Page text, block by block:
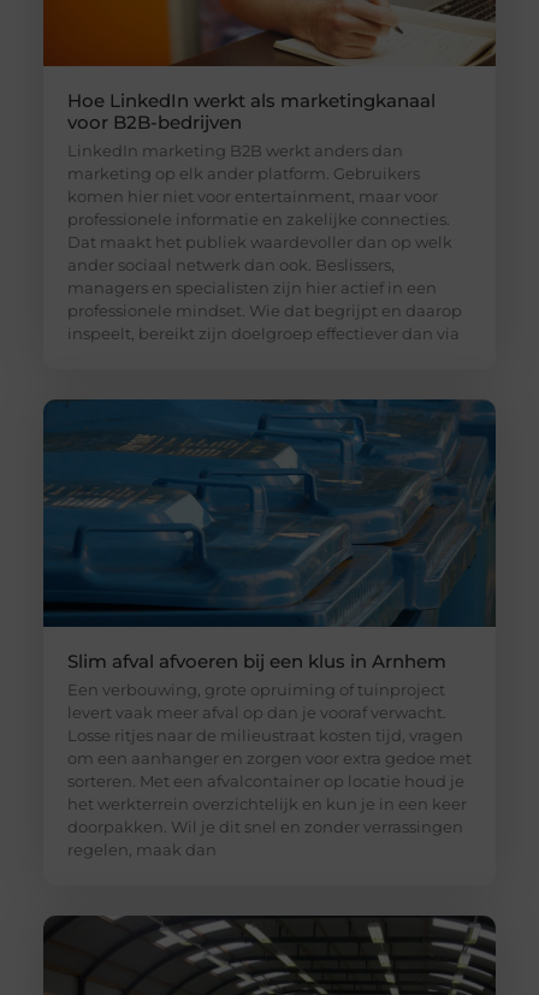
Hoe LinkedIn werkt als marketingkanaal
voor B2B-bedrijven
LinkedIn marketing B2B werkt anders dan
marketing op elk ander platform. Gebruikers
komen hier niet voor entertainment, maar voor
professionele informatie en zakelijke connecties.
Dat maakt het publiek waardevoller dan op welk
ander sociaal netwerk dan ook. Beslissers,
managers en specialisten zijn hier actief in een
professionele mindset. Wie dat begrijpt en daarop
inspeelt, bereikt zijn doelgroep effectiever dan via
Slim afval afvoeren bij een klus in Arnhem
Een verbouwing, grote opruiming of tuinproject
levert vaak meer afval op dan je vooraf verwacht.
Losse ritjes naar de milieustraat kosten tijd, vragen
om een aanhanger en zorgen voor extra gedoe met
sorteren. Met een afvalcontainer op locatie houd je
het werkterrein overzichtelijk en kun je in een keer
doorpakken. Wil je dit snel en zonder verrassingen
regelen, maak dan